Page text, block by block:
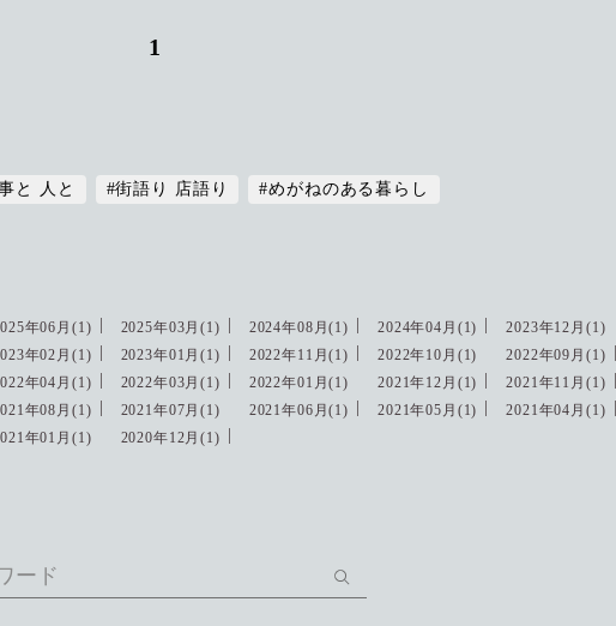
1
と 人と #街語り 店語り #めがねのある暮らし
年06月(1) 2025年03月(1) 2024年08月(1) 2024年04月(1) 2023年12月(1)
年02月(1) 2023年01月(1) 2022年11月(1) 2022年10月(1) 2022年09月(1)
年04月(1) 2022年03月(1) 2022年01月(1) 2021年12月(1) 2021年11月(1)
年08月(1) 2021年07月(1) 2021年06月(1) 2021年05月(1) 2021年04月(1)
年01月(1) 2020年12月(1)